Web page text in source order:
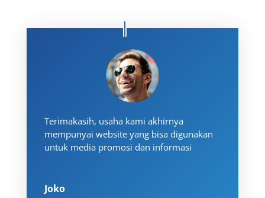
Terimakasih, usaha kami akhirnya
mempunyai website yang bisa digunakan
untuk media promosi dan informasi
Joko